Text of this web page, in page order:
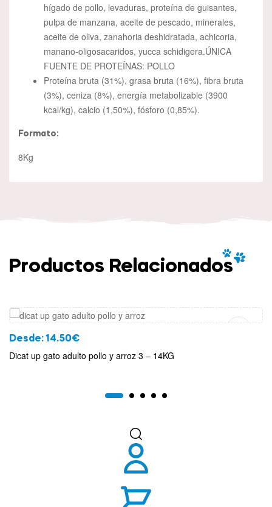
hígado de pollo, levaduras, proteína de guisantes,
pulpa de manzana, aceite de pescado, minerales,
aceite de oliva, zanahoria deshidratada, achicoria,
manano-oligosacaridos, yucca schidigera.ÚNICA
FUENTE DE PROTEÍNAS: POLLO
Proteína bruta (31%), grasa bruta (16%), fibra bruta
(3%), ceniza (8%), energía metabolizable (3900
kcal/kg), calcio (1,50%), fósforo (0,85%).
Formato:
8Kg
Productos Relacionados
Desde:14.50€
Dicat up gato adulto pollo y arroz 3 – 14KG